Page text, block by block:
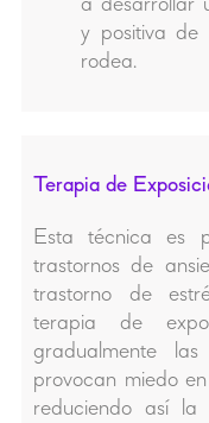
y positiva de
rodea.
Terapia de
Esta técnica es
trastornos de
trastorno de
terapia de
gradualmente
provocan miedo
reduciendo así la